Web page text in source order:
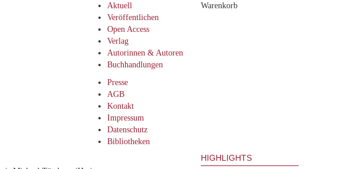
Aktuell
Veröffentlichen
Open Access
Verlag
Autorinnen & Autoren
Buchhandlungen
Presse
AGB
Kontakt
Impressum
Datenschutz
Bibliotheken
Warenkorb
HIGHLIGHTS